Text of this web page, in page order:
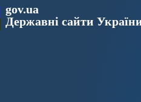
gov.ua
Державні сайти